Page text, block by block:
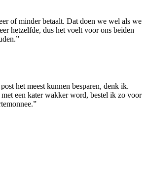
of minder betaalt. Dat doen we wel als we
hetzelfde, dus het voelt voor ons beiden
het meest kunnen besparen, denk ik.
een kater wakker word, bestel ik zo voor